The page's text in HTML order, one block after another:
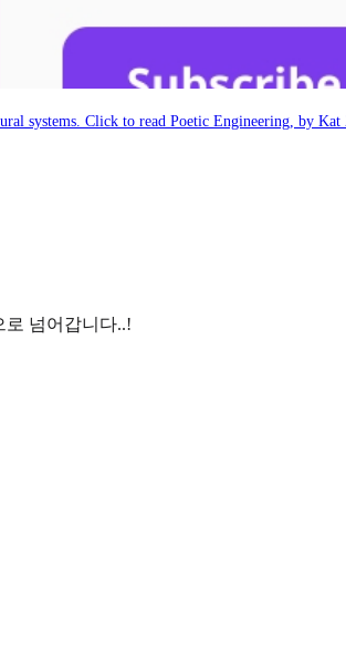
systems. Click to read Poetic Engineering, by Kat
로 넘어갑니다..!